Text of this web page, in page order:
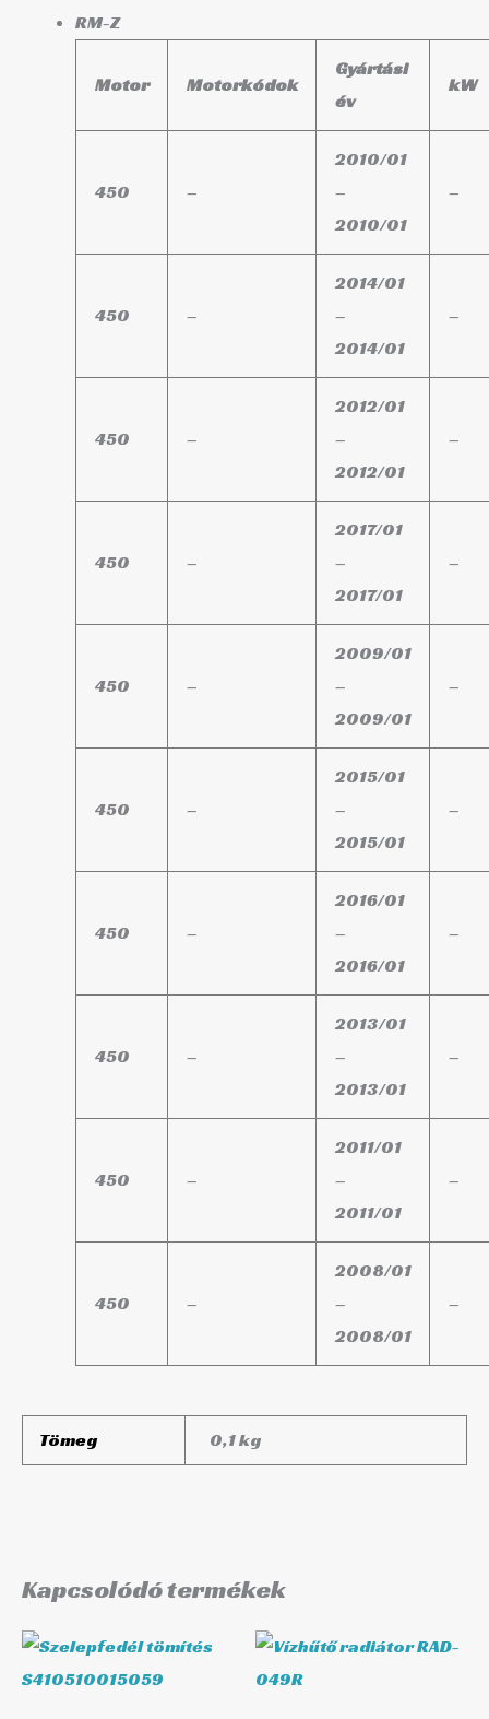
RM-Z
Motor Motorkódok
Gyártási
év
kW
450 –
2010/01
–
2010/01
–
450 –
2014/01
–
2014/01
–
450 –
2012/01
–
2012/01
–
450 –
2017/01
–
2017/01
–
450 –
2009/01
–
2009/01
–
450 –
2015/01
–
2015/01
–
450 –
2016/01
–
2016/01
–
450 –
2013/01
–
2013/01
–
450 –
2011/01
–
2011/01
–
450 –
2008/01
–
2008/01
–
Tömeg 0,1 kg
Kapcsolódó termékek